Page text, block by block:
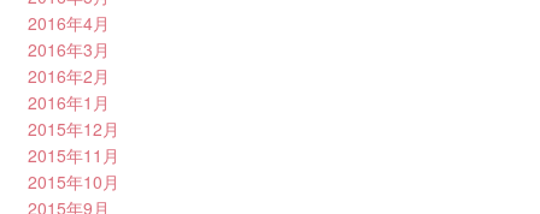
2016年4月
2016年3月
2016年2月
2016年1月
2015年12月
2015年11月
2015年10月
2015年9月